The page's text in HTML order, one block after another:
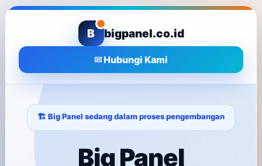
B bigpanel.co.id
✉ Hubungi Kami
🏗️ Big Panel sedang dalam proses pengembangan
Big Panel